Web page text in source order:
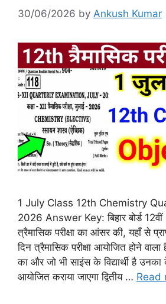
30/06/2026 by Ankush Kumar
1 July Class 12th Chemistry
2026 Answer Key: बिहार बोर्ड 12वीं
त्रैमासिक परीक्षा का आंसर की, यहाँ से
दिन त्रैमासिक परीक्षा आयोजित होने वाला
का और जो भी साइंस के विद्यार्थी है उनका
आयोजित कराया जाएगा द्वितीय … Read